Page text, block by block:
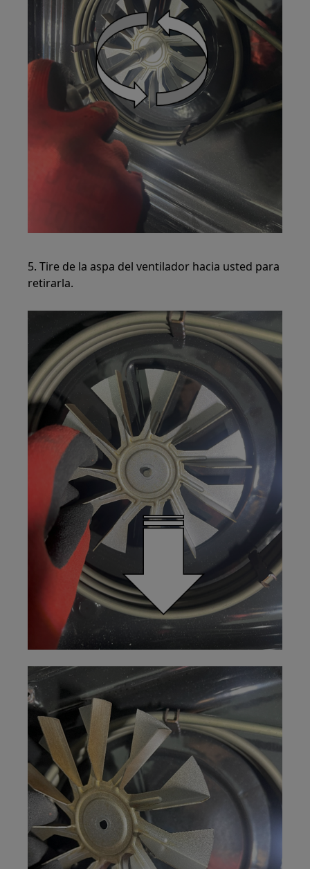
5. Tire de la aspa del ventilador hacia usted para
retirarla.